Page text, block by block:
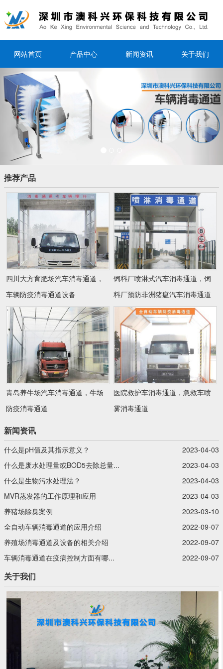
网站首页 产品中心 新闻资讯 关于我们
Previous
推荐产品
四川大方育肥场汽车消毒通道，
车辆防疫消毒通道设备
饲料厂喷淋式汽车消毒通道，饲
料厂预防非洲猪瘟汽车消毒通道
青岛养牛场汽车消毒通道，牛场
防疫消毒通道
医院救护车消毒通道，急救车喷
雾消毒通道
新闻资讯
什么是pH值及其指示意义？‍
2023-04-03
什么是废水处理量或BOD5去除总量...
2023-04-03
什么是生物污水处理法？‍
2023-04-03
MVR蒸发器的工作原理和应用
2023-04-03
养猪场除臭案例
2023-03-10
全自动车辆消毒通道的应用介绍
2022-09-07
养殖场消毒通道及设备的相关介绍
2022-09-07
车辆消毒通道在疫病控制方面有哪...
2022-09-07
关于我们